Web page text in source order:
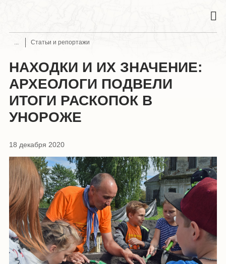
Статьи и репортажи
НАХОДКИ И ИХ ЗНАЧЕНИЕ:
АРХЕОЛОГИ ПОДВЕЛИ
ИТОГИ РАСКОПОК В
УНОРОЖЕ
18 декабря 2020